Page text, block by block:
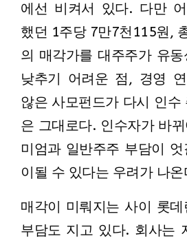
에선 비켜서 있다. 다만
했던 1주당 7만7천115원,
의 매각가를 대주주가 유동
낮추기 어려운 점, 경영 연
않은 사모펀드가 다시 인수
은 그대로다. 인수자가 바
미엄과 일반주주 부담이
이될 수 있다는 우려가 나온
매각이 미뤄지는 사이 롯
부담도 지고 있다. 회사는